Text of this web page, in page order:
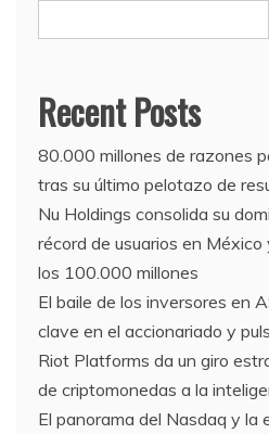
Recent Posts
80.000 millones de razones
tras su último pelotazo de
Nu Holdings consolida su
récord de usuarios en
los 100.000 millones
El baile de los inversores en
clave en el accionariado y
Riot Platforms da un giro
de criptomonedas a la
El panorama del Nasdaq y la